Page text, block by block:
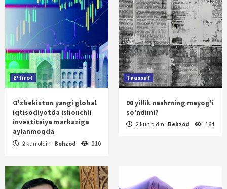
E'tirof
O'zbekiston yangi global
iqtisodiyotda ishonchli
investitsiya markaziga
aylanmoqda
2 kun oldin Behzod 210
Taassuf
90 yillik nashrning mayog'i
so'ndimi?
2 kun oldin Behzod 164